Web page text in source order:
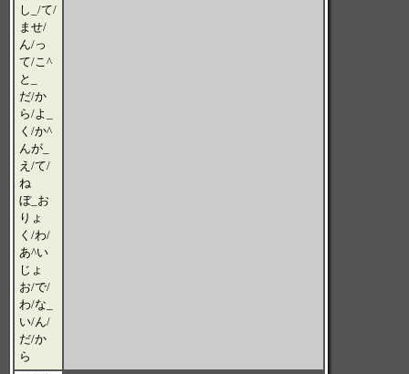
し_/て/
ませ/
ん/っ
て/こ^
と_
だ/か
ら/よ_
く/か^
んが_
え/て/
ね
ぼ_お
りょ
く/わ/
あ^い
じょ
お/で/
わ/な_
い/ん/
だ/か
ら